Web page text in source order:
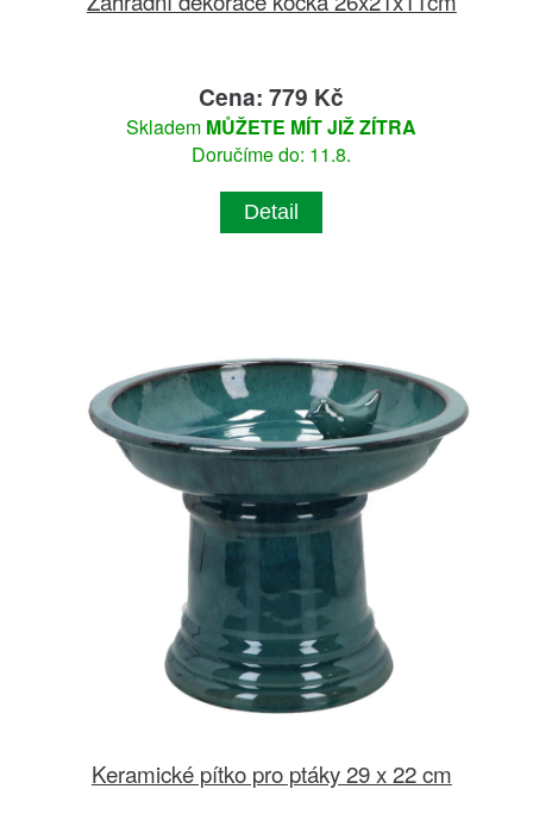
Cena: 779 Kč
Skladem MŮŽETE MÍT JIŽ ZÍTRA
Doručíme do: 11.8.
Detail
Keramické pítko pro ptáky 29 x 22 cm